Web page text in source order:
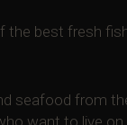
best fresh
seafood from
want to live